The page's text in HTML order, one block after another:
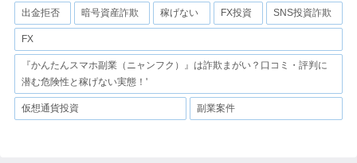
出金拒否 暗号資産詐欺 稼げない FX投資 SNS投資詐欺
FX
『かんたんスマホ副業（ニャンフク）』は詐欺まがい？口コミ・評判に
潜む危険性と稼げない実態！'
仮想通貨投資 副業案件